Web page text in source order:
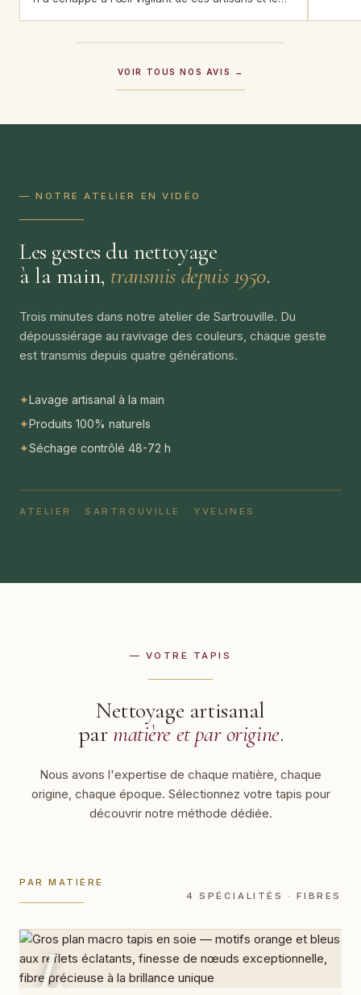
VOIR TOUS NOS AVIS →
— NOTRE ATELIER EN VIDÉO
Les gestes du nettoyage
à la main, transmis depuis 1950.
Trois minutes dans notre atelier de Sartrouville. Du
dépoussiérage au ravivage des couleurs, chaque geste
est transmis depuis quatre générations.
✦Lavage artisanal à la main
✦Produits 100% naturels
✦Séchage contrôlé 48-72 h
ATELIER · SARTROUVILLE · YVELINES
— VOTRE TAPIS
Nettoyage artisanal
parmatière et par origine.
Nous avons l'expertise de chaque matière, chaque
origine, chaque époque. Sélectionnez votre tapis pour
découvrir notre méthode dédiée.
PAR MATIÈRE
4 SPÉCIALITÉS · FIBRES
I.